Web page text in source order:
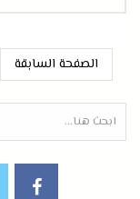
الصفحة السابقة